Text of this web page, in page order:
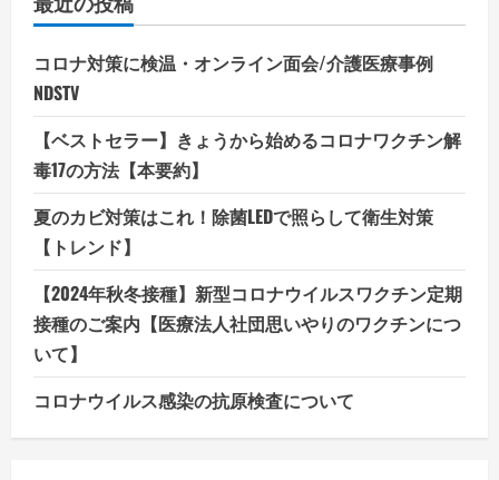
コロナ対策に検温・オンライン面会/介護医療事例
NDSTV
【ベストセラー】きょうから始めるコロナワクチン解
毒17の方法【本要約】
夏のカビ対策はこれ！除菌LEDで照らして衛生対策
【トレンド】
【2024年秋冬接種】新型コロナウイルスワクチン定期
接種のご案内【医療法人社団思いやりのワクチンにつ
いて】
コロナウイルス感染の抗原検査について